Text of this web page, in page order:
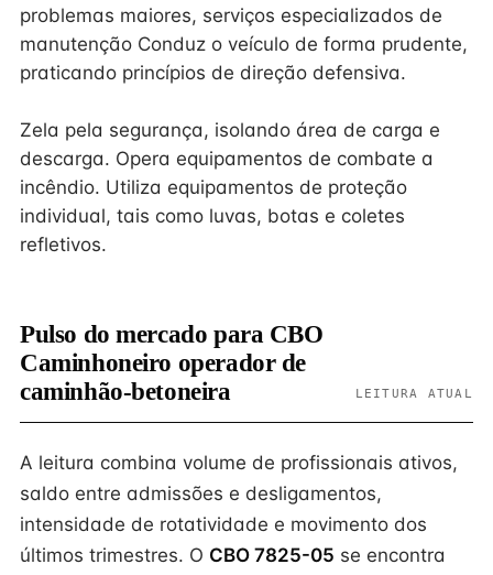
problemas maiores, serviços especializados de
manutenção Conduz o veículo de forma prudente,
praticando princípios de direção defensiva.
Zela pela segurança, isolando área de carga e
descarga. Opera equipamentos de combate a
incêndio. Utiliza equipamentos de proteção
individual, tais como luvas, botas e coletes
refletivos.
Pulso do mercado para CBO
Caminhoneiro operador de
caminhão-betoneira
LEITURA ATUAL
A leitura combina volume de profissionais ativos,
saldo entre admissões e desligamentos,
intensidade de rotatividade e movimento dos
últimos trimestres. O CBO 7825-05 se encontra